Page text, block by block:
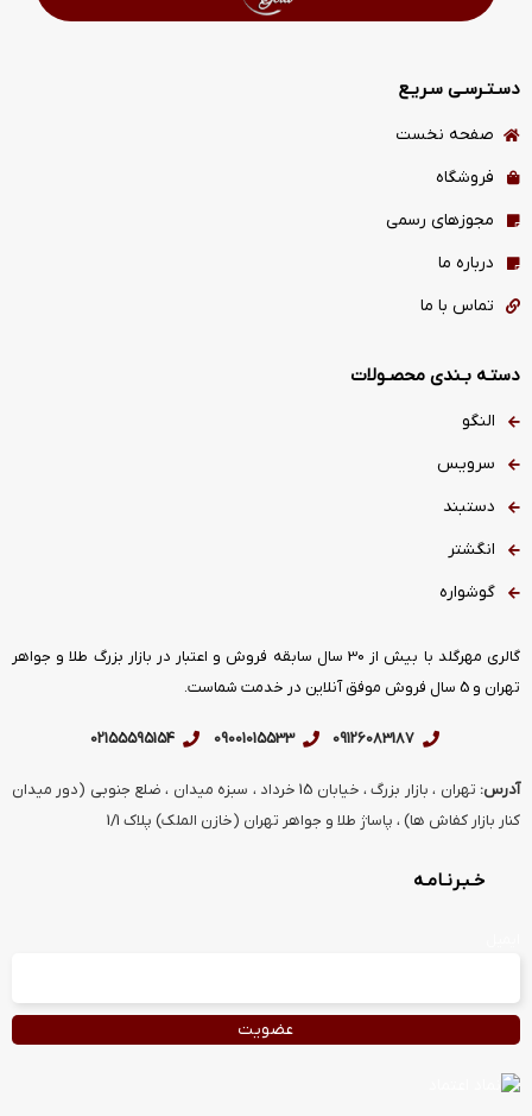
دسـتـرسـی سـریـع
صفحه نخست
فروشگاه
مجوزهای رسمی
درباره ما
تماس با ما
دستـه بـندی محصـولات
النگو
سرویس
دستبند
انگشتر
گوشواره
گالری مهرگلد با بیش از 30 سال سابقه فروش و اعتبار در بازار بزرگ طلا و جواهر
تهران و 5 سال فروش موفق آنلاین در خدمت شماست.
09126083187
09001015533
02155595154
آدرس:
تهران ، بازار بزرگ ، خیابان 15 خرداد ، سبزه میدان ، ضلع جنوبی (دور میدان
کنار بازار کفاش ها) ، پاساژ طلا و جواهر تهران (خازن الملک) پلاک 1/1
خـبـرنـامـه